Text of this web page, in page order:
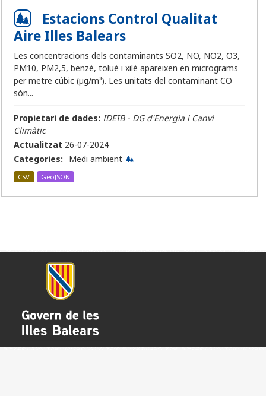
Estacions Control Qualitat
Aire Illes Balears
Les concentracions dels contaminants SO2, NO, NO2, O3,
PM10, PM2,5, benzè, toluè i xilè apareixen en micrograms
per metre cúbic (µg/m³). Les unitats del contaminant CO
són...
Propietari de dades: IDEIB - DG d'Energia i Canvi
Climàtic
Actualitzat 26-07-2024
Categories:
Medi ambient
CSV GeoJSON